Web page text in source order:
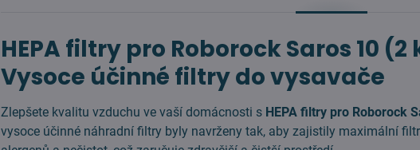
HEPA filtry pro Roborock Saros 10 (2
Vysoce účinné filtry do vysavače
Zlepšete kvalitu vzduchu ve vaší domácnosti s HEPA filtry pro Roborock
vysoce účinné náhradní filtry byly navrženy tak, aby zajistily maximální